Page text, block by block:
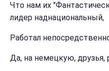
Что нам их
лидер наднациональный,
Работал
Да, на немецкую, друзья,